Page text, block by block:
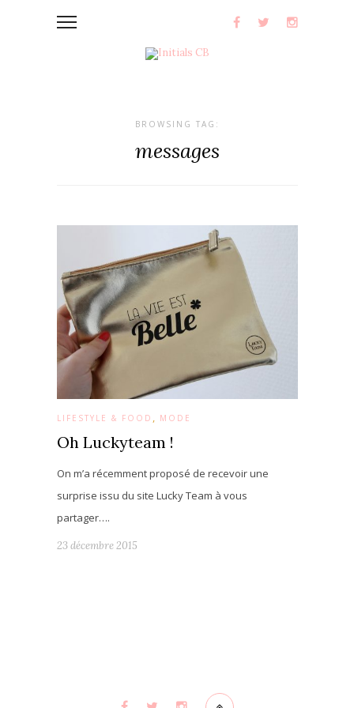
BROWSING TAG:
messages
LIFESTYLE & FOOD , MODE
Oh Luckyteam !
On m’a récemment proposé de recevoir une
surprise issu du site Lucky Team à vous
partager….
23 décembre 2015